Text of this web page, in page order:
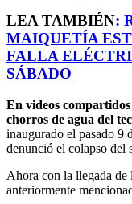
LEA TAMBIÉN:
MAIQUETÍA
FALLA
SÁBADO
En videos compartidos
chorros de agua del
inaugurado el pasado 9
denunció el colapso del
Ahora con la llegada de
anteriormente